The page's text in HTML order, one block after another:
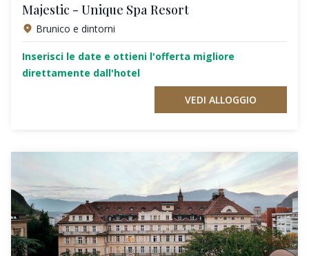
Majestic - Unique Spa Resort
Brunico e dintorni
Inserisci le date e ottieni l'offerta migliore
direttamente dall'hotel
VEDI ALLOGGIO